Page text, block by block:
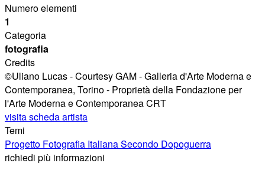
Numero elementi
1
Categoria
fotografia
Credits
©Uliano Lucas - Courtesy GAM - Galleria d'Arte Moderna e
Contemporanea, Torino - Proprietà della Fondazione per
l'Arte Moderna e Contemporanea CRT
visita scheda artista
Temi
Progetto Fotografia Italiana Secondo Dopoguerra
richiedi più informazioni